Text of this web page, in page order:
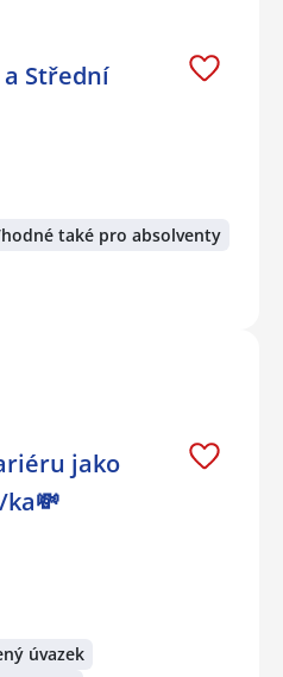
Střední
také pro absolventy
jako
úvazek